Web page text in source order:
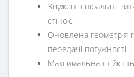
Звужені спіральні
стінок.
Оновлена геометрія
передачі потужності.
Максимальна